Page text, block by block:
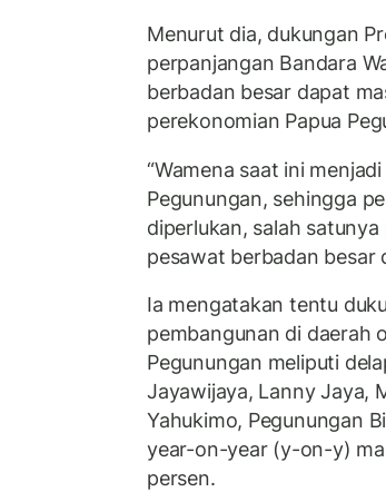
Menurut dia, dukungan
perpanjangan Bandara
berbadan besar dapat
perekonomian Papua
“Wamena saat ini
Pegunungan, sehingga
diperlukan, salah
pesawat berbadan besar
Ia mengatakan tentu
pembangunan di daerah
Pegunungan meliputi
Jayawijaya, Lanny Jaya,
Yahukimo, Pegunungan
year-on-year (y-on-y)
persen.